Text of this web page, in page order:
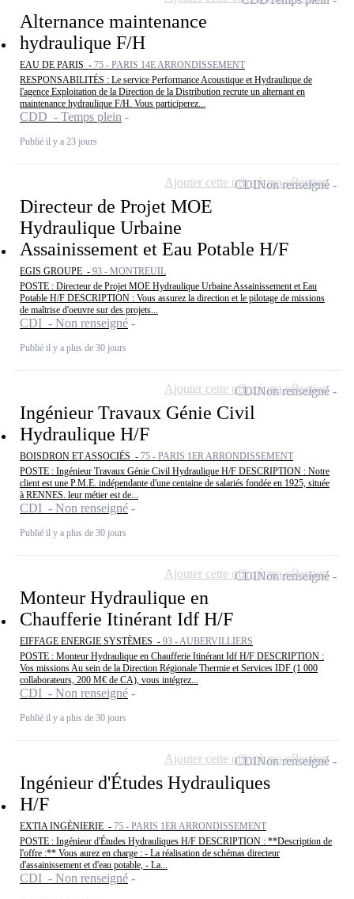
Alternance maintenance
hydraulique F/H
EAU DE PARIS - 75 - PARIS 14E ARRONDISSEMENT
RESPONSABILITÉS : Le service Performance Acoustique et Hydraulique de
l'agence Exploitation de la Direction de la Distribution recrute un alternant en
maintenance hydraulique F/H. Vous participerez...
CDD - Temps plein
Publié il y a 23 jours
Directeur de Projet MOE
Hydraulique Urbaine
Assainissement et Eau Potable H/F
EGIS GROUPE - 93 - MONTREUIL
POSTE : Directeur de Projet MOE Hydraulique Urbaine Assainissement et Eau
Potable H/F DESCRIPTION : Vous assurez la direction et le pilotage de missions
de maîtrise d'oeuvre sur des projets...
CDI - Non renseigné
Publié il y a plus de 30 jours
CDINon renseigné
Ajouter cette offre à ma sélection
Ingénieur Travaux Génie Civil
Hydraulique H/F
BOISDRON ET ASSOCIÉS - 75 - PARIS 1ER ARRONDISSEMENT
POSTE : Ingénieur Travaux Génie Civil Hydraulique H/F DESCRIPTION : Notre
client est une P.M.E. indépendante d'une centaine de salariés fondée en 1925, située
à RENNES. leur métier est de...
CDI - Non renseigné
Publié il y a plus de 30 jours
CDINon renseigné
Ajouter cette offre à ma sélection
Monteur Hydraulique en
Chaufferie Itinérant Idf H/F
EIFFAGE ENERGIE SYSTÈMES - 93 - AUBERVILLIERS
POSTE : Monteur Hydraulique en Chaufferie Itinérant Idf H/F DESCRIPTION :
Vos missions Au sein de la Direction Régionale Thermie et Services IDF (1 000
collaborateurs, 200 M€ de CA), vous intégrez...
CDI - Non renseigné
Publié il y a plus de 30 jours
CDINon renseigné
Ajouter cette offre à ma sélection
Ingénieur d'Études Hydrauliques
H/F
EXTIA INGÉNIERIE - 75 - PARIS 1ER ARRONDISSEMENT
POSTE : Ingénieur d'Études Hydrauliques H/F DESCRIPTION : **Description de
l'offre :** Vous aurez en charge : - La réalisation de schémas directeur
d'assainissement et d'eau potable, - La...
CDI - Non renseigné
CDINon renseigné
Ajouter cette offre à ma sélection